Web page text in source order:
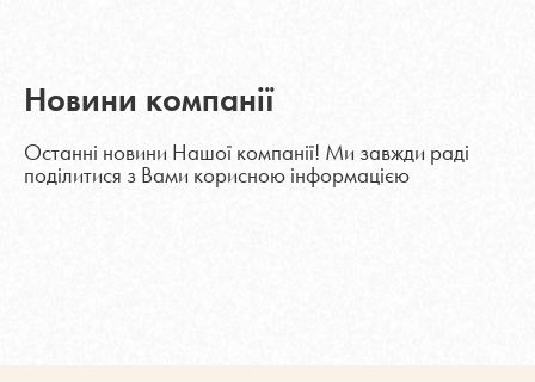
Новини компанії
Останні новини Нашої компанії! Ми завжди раді
поділитися з Вами корисною інформацією